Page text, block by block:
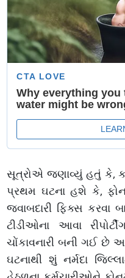
સૂત્રોએ જણાવ્યું હતું કે,
પ્રથમ ઘટના હશે કે,
જવાબદારી ફિક્સ કરવા
ટીડીઓના આવા
ચોંકાવનારી બની ગઈ છે
ઘટનાથી શું નર્મદા